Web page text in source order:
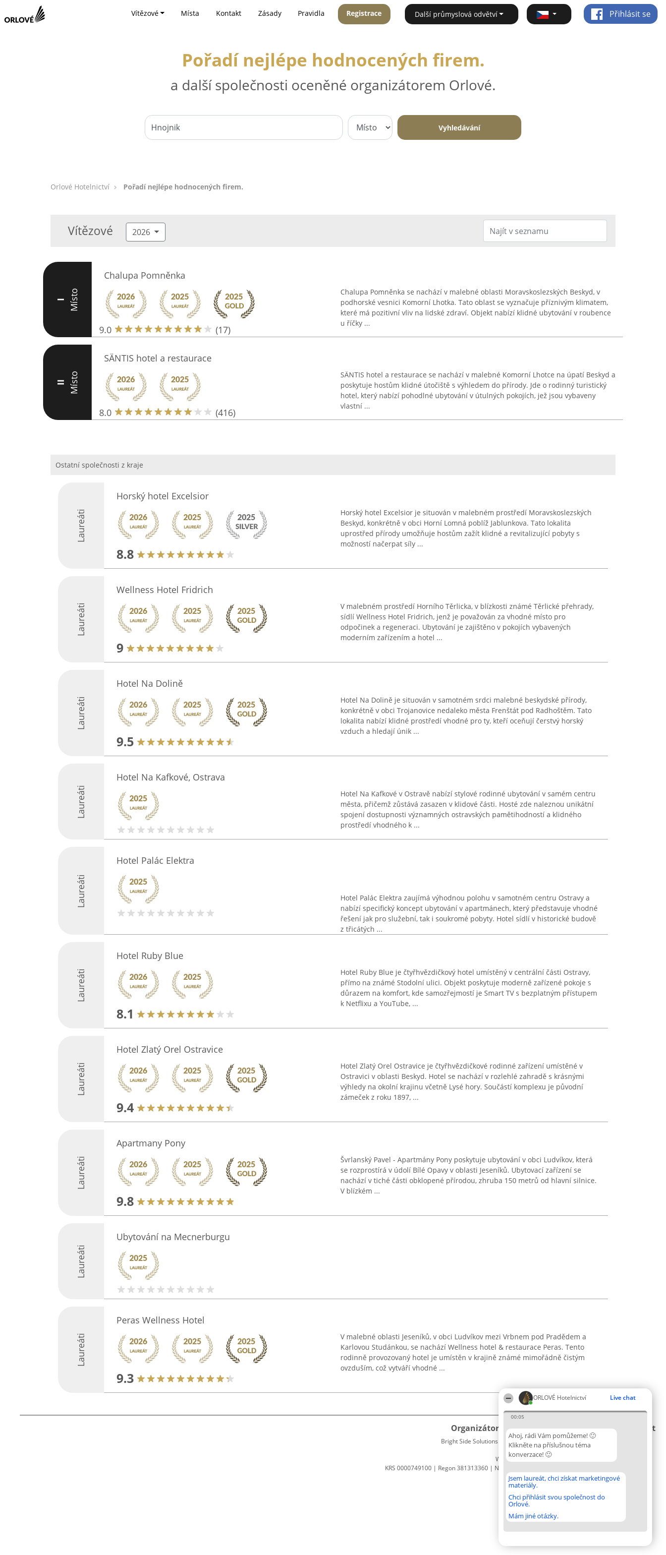
ORLOVÉ Hotelnictví Live chat
00:05
Ahoj, rádi Vám pomůžeme! 🙂
Klikněte na příslušnou téma
konverzace! 🙂
Jsem laureát, chci získat marketingové
materiály.
Chci přihlásit svou společnost do
Orlové.
Mám jiné otázky.
Vítězové Místa Kontakt Zásady Pravidla Registrace Další průmyslová odvětví Přihlásit se
Pořadí nejlépe hodnocených firem.
a další společnosti oceněné organizátorem Orlové.
Vyhledávání
Orlové Hotelnictví Pořadí nejlépe hodnocených firem.
Vítězové 2026
I Místo
Chalupa Pomněnka
9.0 (17)
Chalupa Pomněnka se nachází v malebné oblasti Moravskoslezských Beskyd, v
podhorské vesnici Komorní Lhotka. Tato oblast se vyznačuje příznivým klimatem,
které má pozitivní vliv na lidské zdraví. Objekt nabízí klidné ubytování v roubence
u říčky ...
II Místo
SÄNTIS hotel a restaurace
8.0 (416)
SÄNTIS hotel a restaurace se nachází v malebné Komorní Lhotce na úpatí Beskyd a
poskytuje hostům klidné útočiště s výhledem do přírody. Jde o rodinný turistický
hotel, který nabízí pohodlné ubytování v útulných pokojích, jež jsou vybaveny
vlastní ...
Ostatní společnosti z kraje
Laureáti
Horský hotel Excelsior
8.8
Horský hotel Excelsior je situován v malebném prostředí Moravskoslezských
Beskyd, konkrétně v obci Horní Lomná poblíž Jablunkova. Tato lokalita
uprostřed přírody umožňuje hostům zažít klidné a revitalizující pobyty s
možností načerpat síly ...
Laureáti
Wellness Hotel Fridrich
9
V malebném prostředí Horního Těrlicka, v blízkosti známé Těrlické přehrady,
sídlí Wellness Hotel Fridrich, jenž je považován za vhodné místo pro
odpočinek a regeneraci. Ubytování je zajištěno v pokojích vybavených
moderním zařízením a hotel ...
Laureáti
Hotel Na Dolině
9.5
Hotel Na Dolině je situován v samotném srdci malebné beskydské přírody,
konkrétně v obci Trojanovice nedaleko města Frenštát pod Radhoštěm. Tato
lokalita nabízí klidné prostředí vhodné pro ty, kteří oceňují čerstvý horský
vzduch a hledají únik ...
Laureáti
Hotel Na Kafkové, Ostrava
Hotel Na Kafkové v Ostravě nabízí stylové rodinné ubytování v samém centru
města, přičemž zůstává zasazen v klidové části. Hosté zde naleznou unikátní
spojení dostupnosti významných ostravských pamětihodností a klidného
prostředí vhodného k ...
Laureáti
Hotel Palác Elektra
Hotel Palác Elektra zaujímá výhodnou polohu v samotném centru Ostravy a
nabízí specifický koncept ubytování v apartmánech, který představuje vhodné
řešení jak pro služební, tak i soukromé pobyty. Hotel sídlí v historické budově
z třicátých ...
Laureáti
Hotel Ruby Blue
8.1
Hotel Ruby Blue je čtyřhvězdičkový hotel umístěný v centrální části Ostravy,
přímo na známé Stodolní ulici. Objekt poskytuje moderně zařízené pokoje s
důrazem na komfort, kde samozřejmostí je Smart TV s bezplatným přístupem
k Netflixu a YouTube, ...
Laureáti
Hotel Zlatý Orel Ostravice
9.4
Hotel Zlatý Orel Ostravice je čtyřhvězdičkové rodinné zařízení umístěné v
Ostravici v oblasti Beskyd. Hotel se nachází v rozlehlé zahradě s krásnými
výhledy na okolní krajinu včetně Lysé hory. Součástí komplexu je původní
zámeček z roku 1897, ...
Laureáti
Apartmany Pony
9.8
Švrlanský Pavel - Apartmány Pony poskytuje ubytování v obci Ludvíkov, která
se rozprostírá v údolí Bílé Opavy v oblasti Jeseníků. Ubytovací zařízení se
nachází v tiché části obklopené přírodou, zhruba 150 metrů od hlavní silnice.
V blízkém ...
Laureáti
Ubytování na Mecnerburgu
Laureáti
Peras Wellness Hotel
9.3
V malebné oblasti Jeseníků, v obci Ludvíkov mezi Vrbnem pod Pradědem a
Karlovou Studánkou, se nachází Wellness hotel & restaurace Peras. Tento
rodinně provozovaný hotel je umístěn v krajině známé mimořádně čistým
ovzduším, což vytváří vhodné ...
Organizátor hlasování
Bright Side Solutions sp. z o. o. sp. k.
ul. Ruska 22
Wrocław 50-079
KRS 0000749100 | Regon 381313360 | NIP 8943132676
Plebiscyt
Vítězové
Seznam
Zásady
Zásady
ochrany
údajů
Kontakt